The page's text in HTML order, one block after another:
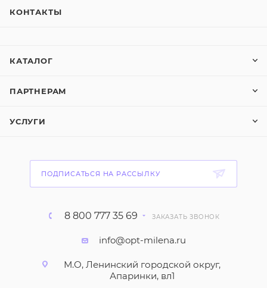
КОНТАКТЫ
КАТАЛОГ
ПАРТНЕРАМ
УСЛУГИ
ПОДПИСАТЬСЯ НА РАССЫЛКУ
8 800 777 35 69 ЗАКАЗАТЬ ЗВОНОК
info@opt-milena.ru
М.О, Ленинский городской округ,
Апаринки, вл1